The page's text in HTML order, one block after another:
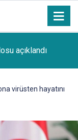
açıklandı
virüsten hayatını